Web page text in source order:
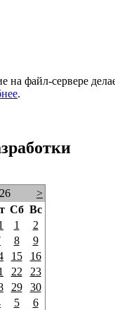
на файл-сервере
.
>
Сб Вс
1
2
8
9
15
16
22
23
29
30
5
6